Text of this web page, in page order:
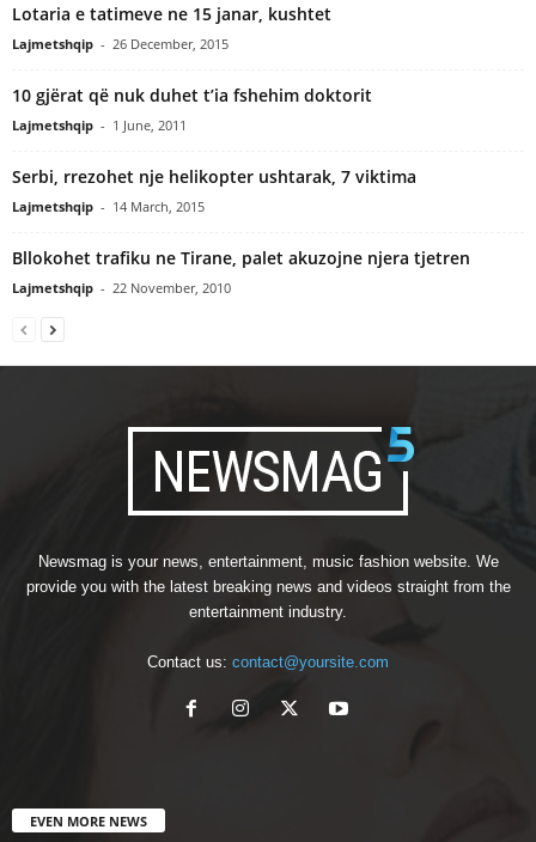
Lotaria e tatimeve ne 15 janar, kushtet
Lajmetshqip - 26 December, 2015
10 gjërat që nuk duhet t’ia fshehim doktorit
Lajmetshqip - 1 June, 2011
Serbi, rrezohet nje helikopter ushtarak, 7 viktima
Lajmetshqip - 14 March, 2015
Bllokohet trafiku ne Tirane, palet akuzojne njera tjetren
Lajmetshqip - 22 November, 2010
Newsmag is your news, entertainment, music fashion website. We
provide you with the latest breaking news and videos straight from the
entertainment industry.
Contact us: contact@yoursite.com
EVEN MORE NEWS